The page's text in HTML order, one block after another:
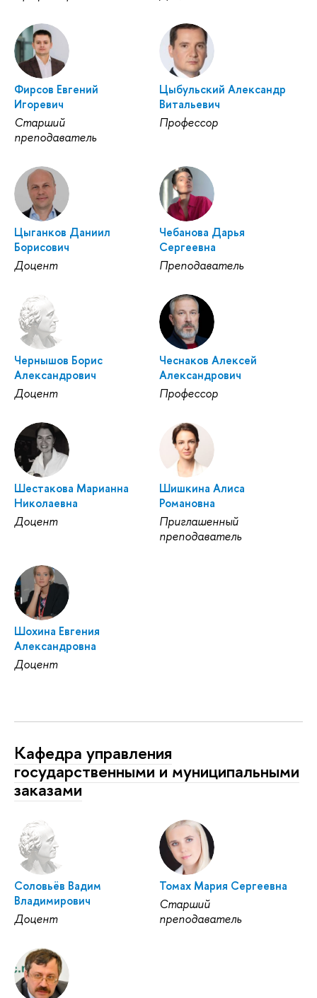
Фирсов Евгений
Игоревич
Старший
преподаватель
Цыбульский Александр
Витальевич
Профессор
Цыганков Даниил
Борисович
Доцент
Чебанова Дарья
Сергеевна
Преподаватель
Чернышов Борис
Александрович
Доцент
Чеснаков Алексей
Александрович
Профессор
Шестакова Марианна
Николаевна
Доцент
Шишкина Алиса
Романовна
Приглашенный
преподаватель
Шохина Евгения
Александровна
Доцент
Кафедра управления
государственными и муниципальными
заказами
Соловьёв Вадим
Владимирович
Доцент
Томах Мария Сергеевна
Старший
преподаватель